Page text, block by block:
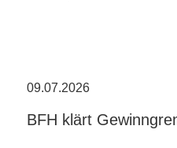
09.07.2026
BFH klärt